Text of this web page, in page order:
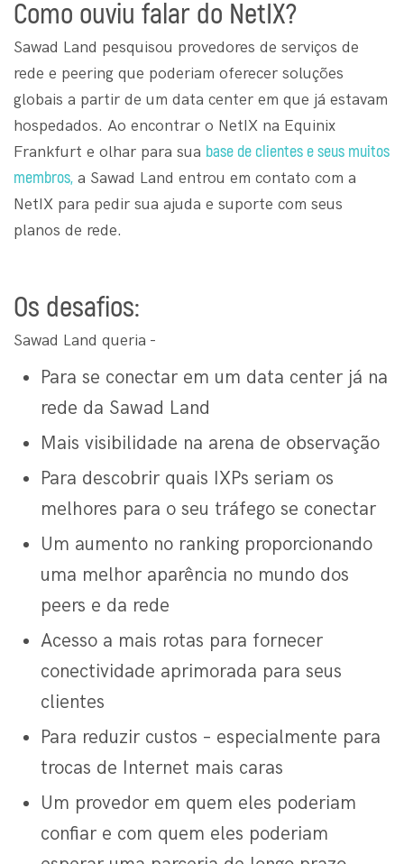
Como ouviu falar do NetIX?
Sawad Land pesquisou provedores de serviços de
rede e peering que poderiam oferecer soluções
globais a partir de um data center em que já estavam
hospedados. Ao encontrar o NetIX na Equinix
Frankfurt e olhar para sua base de clientes e seus muitos
membros, a Sawad Land entrou em contato com a
NetIX para pedir sua ajuda e suporte com seus
planos de rede.
Os desafios:
Sawad Land queria -
Para se conectar em um data center já na
rede da Sawad Land
Mais visibilidade na arena de observação
Para descobrir quais IXPs seriam os
melhores para o seu tráfego se conectar
Um aumento no ranking proporcionando
uma melhor aparência no mundo dos
peers e da rede
Acesso a mais rotas para fornecer
conectividade aprimorada para seus
clientes
Para reduzir custos – especialmente para
trocas de Internet mais caras
Um provedor em quem eles poderiam
confiar e com quem eles poderiam